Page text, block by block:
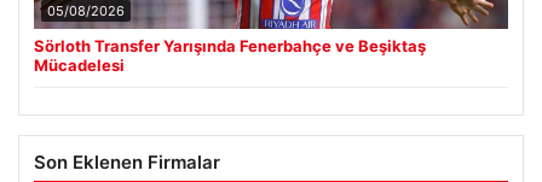
05/08/2026
Sörloth Transfer Yarışında Fenerbahçe ve Beşiktaş
Mücadelesi
Son Eklenen Firmalar